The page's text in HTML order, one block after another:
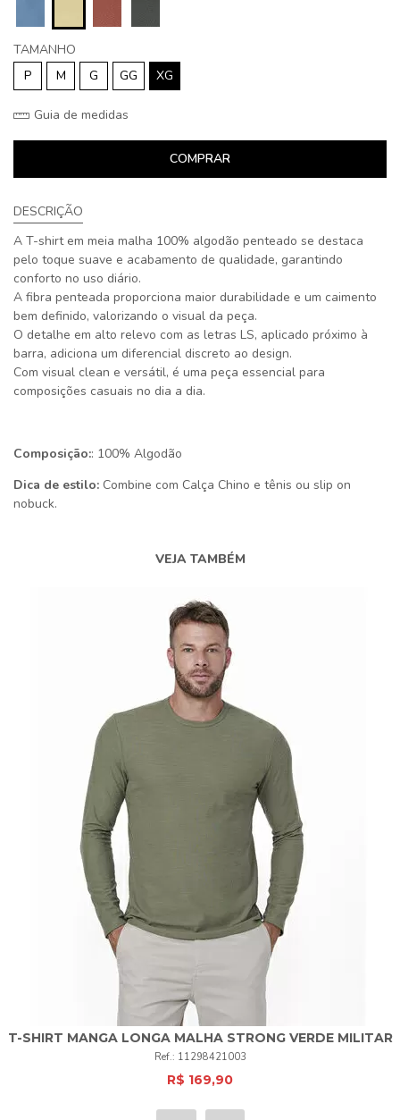
TAMANHO
P
M G GG XG
Guia de medidas
COMPRAR
DESCRIÇÃO
A T-shirt em meia malha 100% algodão penteado se destaca
pelo toque suave e acabamento de qualidade, garantindo
conforto no uso diário.
A fibra penteada proporciona maior durabilidade e um caimento
bem definido, valorizando o visual da peça.
O detalhe em alto relevo com as letras LS, aplicado próximo à
barra, adiciona um diferencial discreto ao design.
Com visual clean e versátil, é uma peça essencial para
composições casuais no dia a dia.
Composição:: 100% Algodão
Dica de estilo: Combine com Calça Chino e tênis ou slip on
nobuck.
VEJA TAMBÉM
T-SHIRT MANGA LONGA MALHA STRONG VERDE MILITAR
11298421003
R$ 169,90